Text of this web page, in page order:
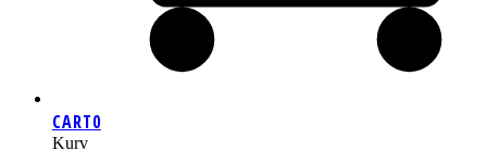
CART0
Kurv